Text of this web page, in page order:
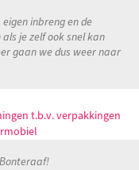
inbreng en de
je zelf ook snel kan
gaan we dus weer naar
t.b.v. verpakkingen